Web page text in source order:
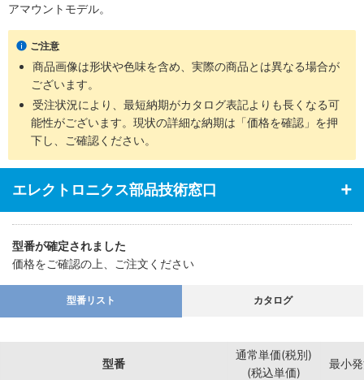
アマウントモデル。
ご注意
商品画像は形状や色味を含め、実際の商品とは異なる場合が
ございます。
受注状況により、最短納期がカタログ表記よりも長くなる可
能性がございます。現状の詳細な納期は「価格を確認」を押
下し、ご確認ください。
エレクトロニクス部品技術窓口
型番が確定されました
価格をご確認の上、ご注文ください
型番リスト カタログ
型番
通常単価(税別)
(税込単価)
最小